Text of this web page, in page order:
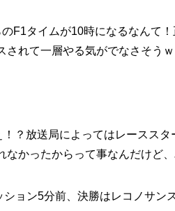
F1タイムが10時になるなんて
されて一層やる気がでなさそうｗ
？放送局によってはレースス
なかったからって事なんだけど
ョン5分前、決勝はレコノサン